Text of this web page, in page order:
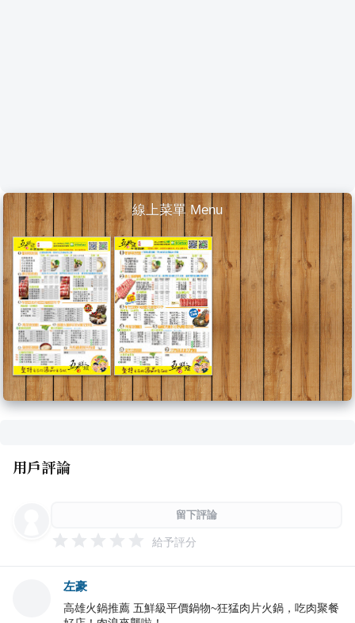
線上菜單 Menu
用戶評論
留下評論
給予評分
左豪
高雄火鍋推薦 五鮮級平價鍋物~狂猛肉片火鍋，吃肉聚餐